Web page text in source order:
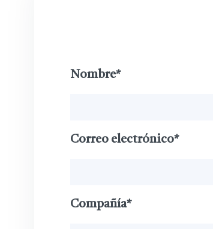
Nombre*
Correo electrónico*
Compañía*